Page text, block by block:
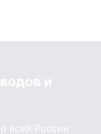
и
всей России